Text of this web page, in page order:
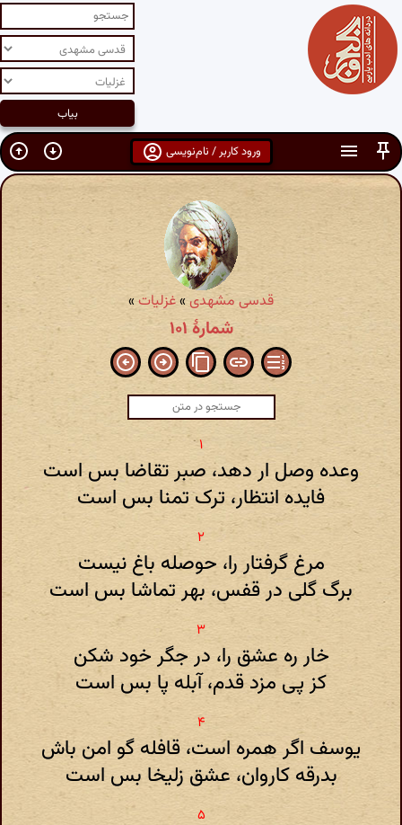
ورود کاربر / نام‌نویسی
قدسی مشهدی»غزلیات»
شمارهٔ ۱۰۱
وعده وصل ار دهد، صبر تقاضا بس است
فایده انتظار، ترک تمنا بس است
مرغ گرفتار را، حوصله باغ نیست
برگ گلی در قفس، بهر تماشا بس است
خار ره عشق را، در جگر خود شکن
کز پی مزد قدم، آبله پا بس است
یوسف اگر همره است، قافله گو امن باش
بدرقه کاروان، عشق زلیخا بس است